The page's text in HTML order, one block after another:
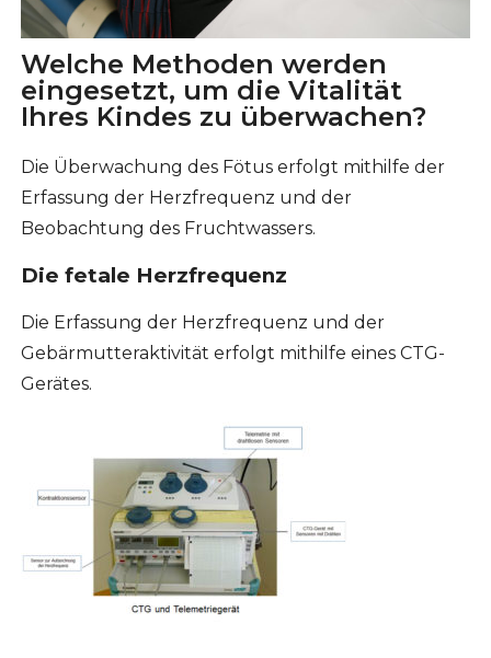
Welche Methoden werden
eingesetzt, um die Vitalität
Ihres Kindes zu überwachen?
Die Überwachung des Fötus erfolgt mithilfe der
Erfassung der Herzfrequenz und der
Beobachtung des Fruchtwassers.
Die fetale Herzfrequenz
Die Erfassung der Herzfrequenz und der
Gebärmutteraktivität erfolgt mithilfe eines CTG-
Gerätes.